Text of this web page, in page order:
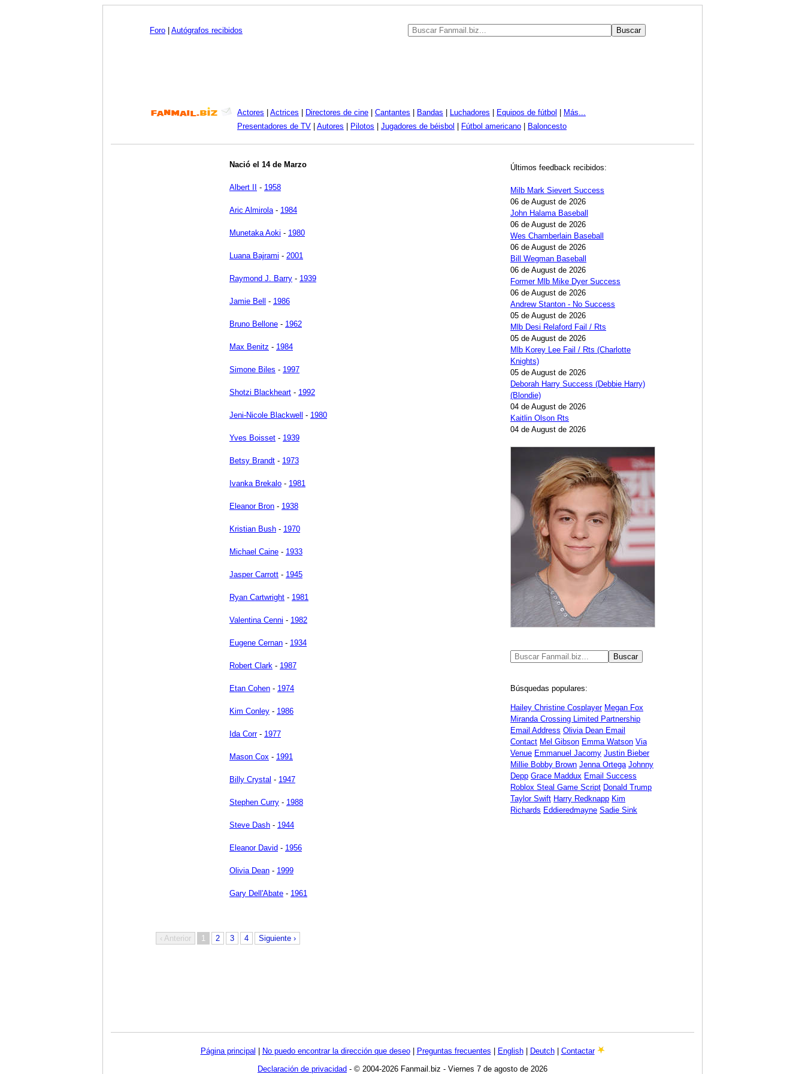
Foro Autógrafos recibidos
Actores Actrices Directores de cine Cantantes Bandas Luchadores Equipos de fútbol
Más...
Presentadores de TV
Autores Pilotos Jugadores de béisbol Fútbol americano Baloncesto
Nació el 14 de Marzo
Albert II - 1958
Aric Almirola- 1984
Munetaka Aoki - 1980
Luana Bajrami - 2001
Raymond J. Barry - 1939
Jamie Bell - 1986
Bruno Bellone - 1962
Max Benitz - 1984
Simone Biles - 1997
Shotzi Blackheart - 1992
Jeni-Nicole Blackwell - 1980
Yves Boisset - 1939
Betsy Brandt - 1973
Ivanka Brekalo - 1981
Eleanor Bron - 1938
Kristian Bush - 1970
Michael Caine - 1933
Jasper Carrott - 1945
Ryan Cartwright - 1981
Valentina Cenni - 1982
Eugene Cernan - 1934
Robert Clark - 1987
Etan Cohen - 1974
Kim Conley - 1986
Ida Corr- 1977
Mason Cox - 1991
Billy Crystal - 1947
Stephen Curry - 1988
Steve Dash - 1944
Eleanor David - 1956
Olivia Dean - 1999
Gary Dell'Abate - 1961
Últimos feedback recibidos:
Milb Mark Sievert Success
06 de August de 2026
John Halama Baseball
06 de August de 2026
Wes Chamberlain Baseball
06 de August de 2026
Bill Wegman Baseball
06 de August de 2026
Former Mlb Mike Dyer Success
06 de August de 2026
Andrew Stanton - No Success
05 de August de 2026
Mlb Desi Relaford Fail / Rts
05 de August de 2026
Mlb Korey Lee Fail / Rts (Charlotte
Knights)
05 de August de 2026
Deborah Harry Success (Debbie Harry)
(Blondie)
04 de August de 2026
Kaitlin Olson Rts
04 de August de 2026
Búsquedas populares:
Hailey Christine Cosplayer Megan Fox
Miranda Crossing Limited Partnership
Email Address Olivia Dean Email
Contact Mel Gibson Emma Watson Via
Venue Emmanuel Jacomy Justin Bieber
Millie Bobby Brown Jenna Ortega Johnny
Depp Grace Maddux Email Success
Roblox Steal Game Script Donald Trump
Taylor Swift Harry Redknapp Kim
Richards Eddieredmayne Sadie Sink
‹ Anterior 1 2 3 4 Siguiente ›
Página principal | No puedo encontrar la dirección que deseo| Preguntas frecuentes | English| Deutch| Contactar
Declaración de privacidad - © 2004-2026 Fanmail.biz - Viernes 7 de agosto de 2026